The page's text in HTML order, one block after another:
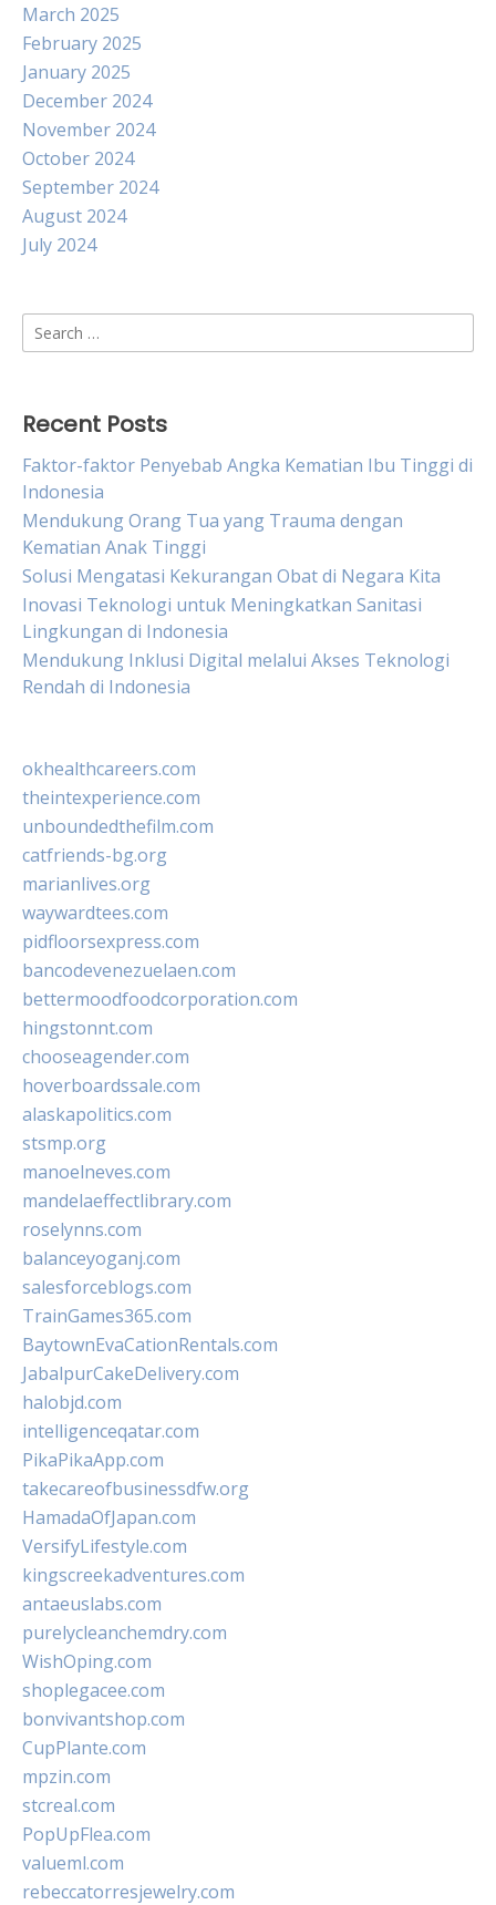
March 2025
February 2025
January 2025
December 2024
November 2024
October 2024
September 2024
August 2024
July 2024
Search
for:
Recent Posts
Faktor-faktor Penyebab Angka Kematian Ibu Tinggi di
Indonesia
Mendukung Orang Tua yang Trauma dengan
Kematian Anak Tinggi
Solusi Mengatasi Kekurangan Obat di Negara Kita
Inovasi Teknologi untuk Meningkatkan Sanitasi
Lingkungan di Indonesia
Mendukung Inklusi Digital melalui Akses Teknologi
Rendah di Indonesia
okhealthcareers.com
theintexperience.com
unboundedthefilm.com
catfriends-bg.org
marianlives.org
waywardtees.com
pidfloorsexpress.com
bancodevenezuelaen.com
bettermoodfoodcorporation.com
hingstonnt.com
chooseagender.com
hoverboardssale.com
alaskapolitics.com
stsmp.org
manoelneves.com
mandelaeffectlibrary.com
roselynns.com
balanceyoganj.com
salesforceblogs.com
TrainGames365.com
BaytownEvaCationRentals.com
JabalpurCakeDelivery.com
halobjd.com
intelligenceqatar.com
PikaPikaApp.com
takecareofbusinessdfw.org
HamadaOfJapan.com
VersifyLifestyle.com
kingscreekadventures.com
antaeuslabs.com
purelycleanchemdry.com
WishOping.com
shoplegacee.com
bonvivantshop.com
CupPlante.com
mpzin.com
stcreal.com
PopUpFlea.com
valueml.com
rebeccatorresjewelry.com